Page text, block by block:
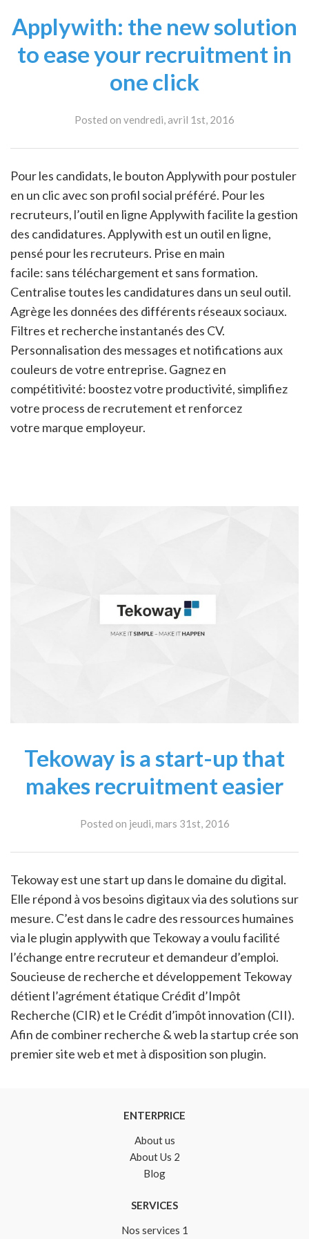
Applywith: the new solution
to ease your recruitment in
one click
Posted on vendredi, avril 1st, 2016
Pour les candidats, le bouton Applywith pour postuler
en un clic avec son profil social préféré. Pour les
recruteurs, l’outil en ligne Applywith facilite la gestion
des candidatures. Applywith est un outil en ligne,
pensé pour les recruteurs. Prise en main
facile: sans téléchargement et sans formation.
Centralise toutes les candidatures dans un seul outil.
Agrège les données des différents réseaux sociaux.
Filtres et recherche instantanés des CV.
Personnalisation des messages et notifications aux
couleurs de votre entreprise. Gagnez en
compétitivité: boostez votre productivité, simplifiez
votre process de recrutement et renforcez
votre marque employeur.
Tekoway is a start-up that
makes recruitment easier
Posted on jeudi, mars 31st, 2016
Tekoway est une start up dans le domaine du digital.
Elle répond à vos besoins digitaux via des solutions sur
mesure. C’est dans le cadre des ressources humaines
via le plugin applywith que Tekoway a voulu facilité
l’échange entre recruteur et demandeur d’emploi.
Soucieuse de recherche et développement Tekoway
détient l’agrément étatique Crédit d’Impôt
Recherche (CIR) et le Crédit d’impôt innovation (CII).
Afin de combiner recherche & web la startup crée son
premier site web et met à disposition son plugin.
ENTERPRICE
About us
About Us 2
Blog
SERVICES
Nos services 1